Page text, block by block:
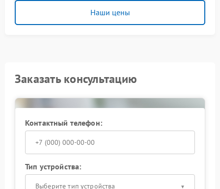
Наши цены
Заказать консультацию
Контактный телефон:
Тип устройства:
Выберите тип устройства